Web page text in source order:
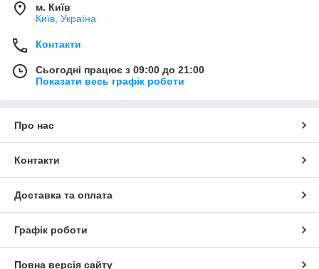
м. Київ
Київ, Україна
Контакти
Сьогодні працює з 09:00 до 21:00
Показати весь графік роботи
Про нас
Контакти
Доставка та оплата
Графік роботи
Повна версія сайту